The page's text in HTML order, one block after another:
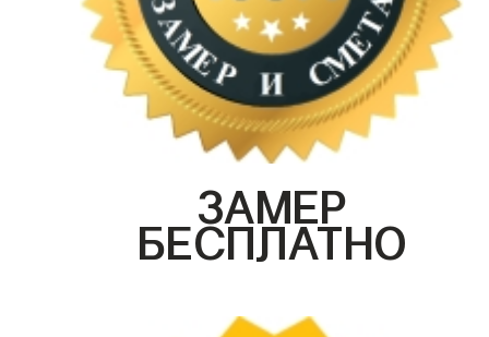
ЗАМЕР
БЕСПЛАТНО